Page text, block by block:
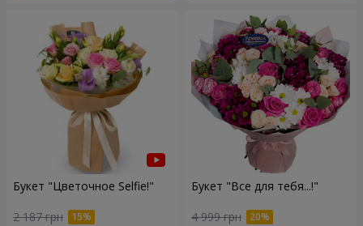
Букет "Цветочное Selfie!"
2 187 грн
Букет "Все для тебя...!"
4 999 грн